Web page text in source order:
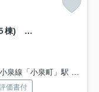
【新築】大泉町寄木戸第14 ２号棟(全５棟) リーブルガーデン 新築建売分譲
線「小泉町」駅 徒歩46分
価書付